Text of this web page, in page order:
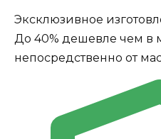
Эксклюзивное
До 40% дешевле чем в
непосредственно от